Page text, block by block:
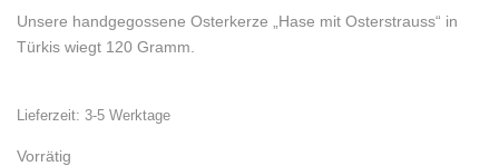
Unsere handgegossene Osterkerze „Hase mit Osterstrauss“ in
Türkis wiegt 120 Gramm.
Lieferzeit: 3-5 Werktage
Vorrätig